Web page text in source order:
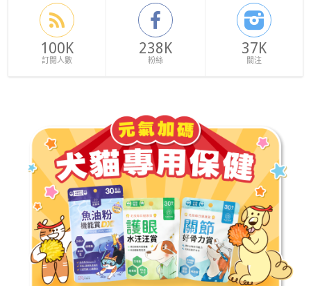
100K
訂閱人數
238K
粉絲
37K
關注